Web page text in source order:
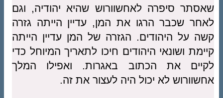
שאסתר סיפרה לאחשוורוש שהיא יהודיה, וגם
לאחר שכבר הרגו את המן, עדיין הייתה גזרה
קשה על היהודים. הגזרה של המן עדיין הייתה
קיימת ושונאי היהודים חיכו לתאריך המיוחל כדי
לקיים את הכתוב באגרות. ואפילו המלך
אחשוורוש לא יכול היה לעצור את זה.